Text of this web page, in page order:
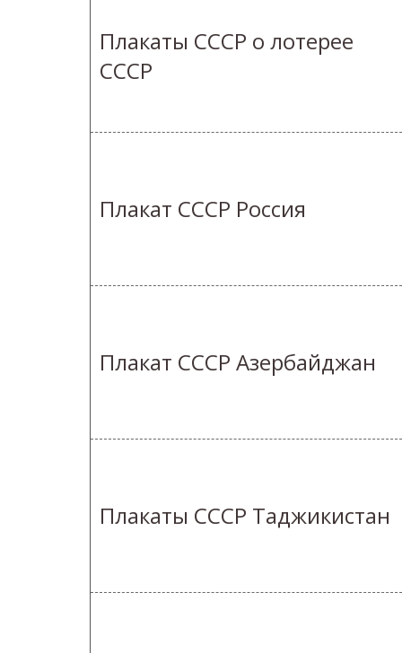
Плакаты СССР о лотерее
СССР
Плакат СССР Россия
Плакат СССР Азербайджан
Плакаты СССР Таджикистан